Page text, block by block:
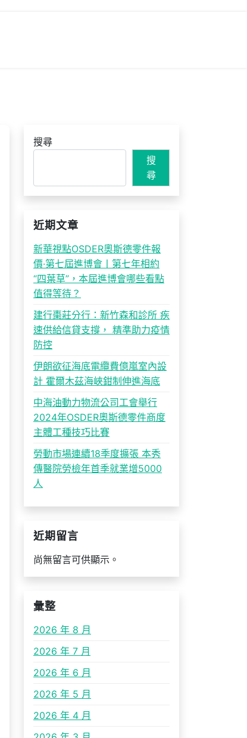
搜尋
搜
尋
近期文章
新華視點OSDER奧斯德零件報
價·第七屆進博會丨第七年相約
“四葉草”，本屆進博會哪些看點
值得等待？
建行棗莊分行：新竹森和診所 疾
速供給信貸支撐， 精準助力疫情
防控
伊朗欲征海底電纜費億嵐室內設
計 霍爾木茲海峽鉗制伸進海底
中海油動力物流公司工會舉行
2024年OSDER奧斯德零件商度
主體工種技巧比賽
勞動市場連續18季度擴張 本秀
傳醫院勞檢年首季就業增5000
人
近期留言
尚無留言可供顯示。
彙整
2026 年 8 月
2026 年 7 月
2026 年 6 月
2026 年 5 月
2026 年 4 月